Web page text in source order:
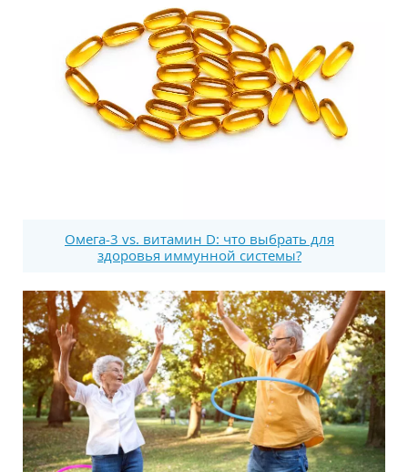
Омега-3 vs. витамин D: что выбрать для
здоровья иммунной системы?